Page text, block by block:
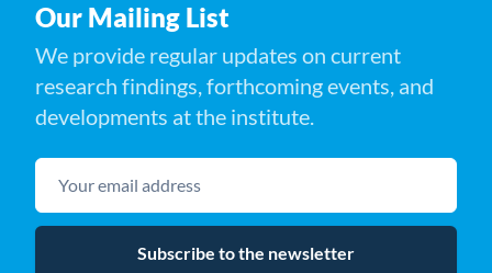
Our Mailing List
We provide regular updates on current
research findings, forthcoming events, and
developments at the institute.
Your email address
Subscribe to the newsletter